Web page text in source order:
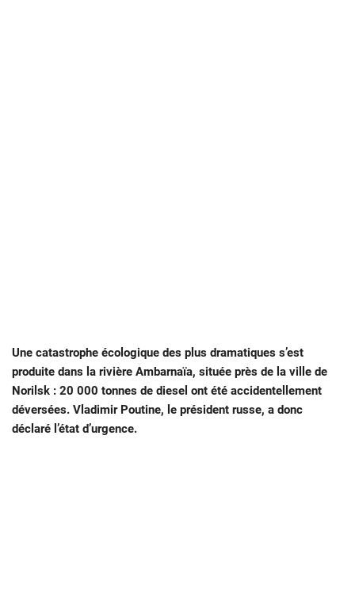
Une catastrophe écologique des plus dramatiques s’est
produite dans la rivière Ambarnaïa, située près de la ville de
Norilsk : 20 000 tonnes de diesel ont été accidentellement
déversées. Vladimir Poutine, le président russe, a donc
déclaré l’état d’urgence.